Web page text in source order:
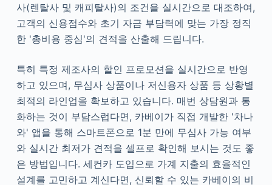
사(렌탈사 및 캐피탈사)의 조건을 실시간으로 대조하여,
고객의 신용점수와 초기 자금 부담력에 맞는 가장 정직
한 '총비용 중심'의 견적을 산출해 드립니다.
특히 특정 제조사의 할인 프로모션을 실시간으로 반영
하고 있으며, 무심사 상품이나 저신용자 상품 등 상황별
최적의 라인업을 확보하고 있습니다. 매번 상담원과 통
화하는 것이 부담스럽다면, 카베이가 직접 개발한 '차나
와' 앱을 통해 스마트폰으로 1분 만에 무심사 가능 여부
와 실시간 최저가 견적을 셀프로 확인해 보시는 것도 좋
은 방법입니다. 세컨카 도입으로 가계 지출의 효율적인
설계를 고민하고 계신다면, 신뢰할 수 있는 카베이의 비